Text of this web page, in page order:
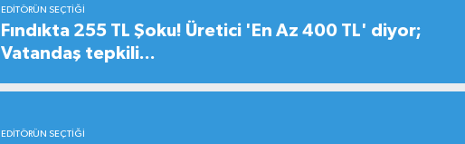
EDITÖRÜN SEÇTIĞI
Fındıkta 255 TL Şoku! Üretici 'En Az 400 TL' diyor;
Vatandaş tepkili...
EDITÖRÜN SEÇTIĞI